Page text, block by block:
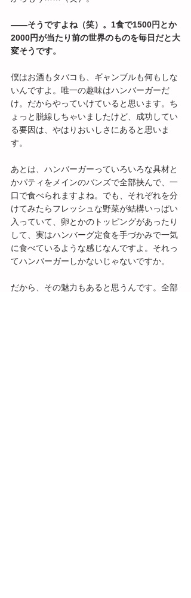
――そうですよね（笑）。1食で1500円とか
2000円が当たり前の世界のものを毎日だと大
変そうです。
僕はお酒もタバコも、ギャンブルも何もしな
いんですよ。唯一の趣味はハンバーガーだ
け。だからやっていけていると思います。ち
ょっと脱線しちゃいましたけど、成功してい
る要因は、やはりおいしさにあると思いま
す。
あとは、ハンバーガーっていろいろな具材と
かパティをメインのバンズで全部挟んで、一
口で食べられますよね。でも、それぞれを分
けてみたらフレッシュな野菜が結構いっぱい
入っていて、卵とかのトッピングがあったり
して、実はハンバーグ定食を手づかみで一気
に食べているような感じなんですよ。それっ
てハンバーガーしかないじゃないですか。
だから、その魅力もあると思うんです。全部